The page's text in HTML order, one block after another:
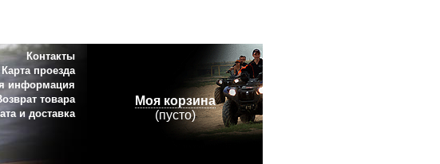
Контакты
Карта проезда
информация
товара
и доставка
Моя корзина
(пусто)